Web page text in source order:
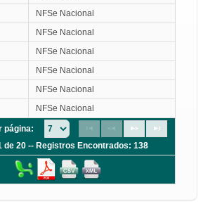
NFSe Nacional
NFSe Nacional
NFSe Nacional
NFSe Nacional
NFSe Nacional
NFSe Nacional
página:
de 20 -- Registros Encontrados: 138